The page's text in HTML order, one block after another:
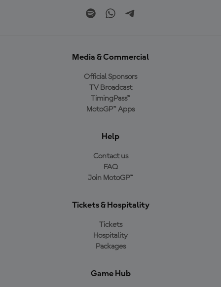
Media & Commercial
Official Sponsors
TV Broadcast
TimingPass™
MotoGP™ Apps
Help
Contact us
FAQ
Join MotoGP™
Tickets & Hospitality
Tickets
Hospitality
Packages
Game Hub